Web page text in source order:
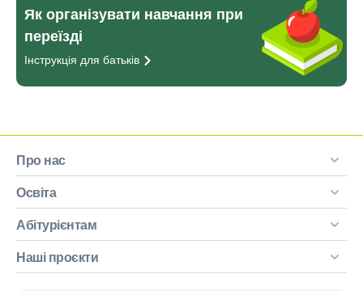
Як організувати навчання при
переїзді
Інструкція для батьків
Про нас
Освіта
Абітурієнтам
Наші проєкти